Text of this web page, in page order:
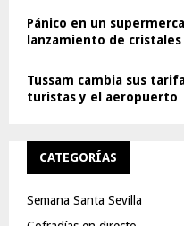
Pánico en un
lanzamiento de cristales
Tussam cambia sus
turistas y el aeropuerto
CATEGORÍAS
Semana Santa Sevilla